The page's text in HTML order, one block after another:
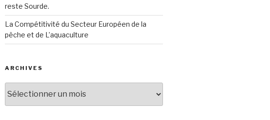
reste Sourde.
La Compétitivité du Secteur Européen de la
pêche et de L’aquaculture
ARCHIVES